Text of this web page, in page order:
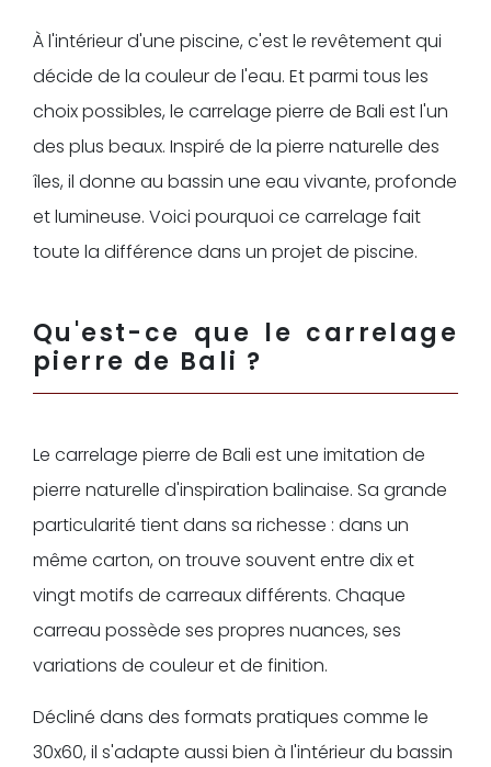
À l'intérieur d'une piscine, c'est le revêtement qui
décide de la couleur de l'eau. Et parmi tous les
choix possibles, le carrelage pierre de Bali est l'un
des plus beaux. Inspiré de la pierre naturelle des
îles, il donne au bassin une eau vivante, profonde
et lumineuse. Voici pourquoi ce carrelage fait
toute la différence dans un projet de piscine.
Qu'est-ce que le carrelage
pierre de Bali ?
Le carrelage pierre de Bali est une imitation de
pierre naturelle d'inspiration balinaise. Sa grande
particularité tient dans sa richesse : dans un
même carton, on trouve souvent entre dix et
vingt motifs de carreaux différents. Chaque
carreau possède ses propres nuances, ses
variations de couleur et de finition.
Décliné dans des formats pratiques comme le
30x60, il s'adapte aussi bien à l'intérieur du bassin